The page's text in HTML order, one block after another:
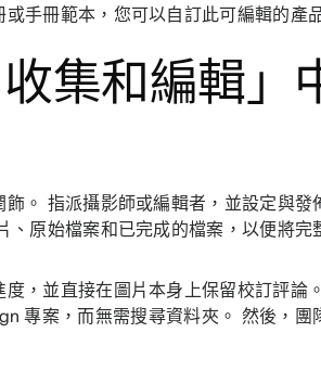
手冊範本，您可以自訂此可編輯的產
集和編輯」
。 指派攝影師或編輯者，並設定與發
、原始檔案和已完成的檔案，以便將完
，並直接在圖片本身上保留校訂評論
專案，而無需搜尋資料夾。 然後，團